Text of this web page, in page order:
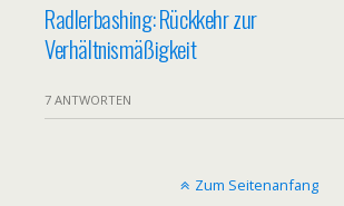
Radlerbashing: Rückkehr zur
Verhältnismäßigkeit
7 ANTWORTEN
Zum Seitenanfang